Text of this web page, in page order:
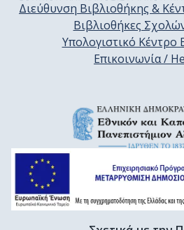
Διεύθυνση Βιβλιοθήκης &
Βιβλιοθήκες
Υπολογιστικό Κέντρο
Επικοινωνία /